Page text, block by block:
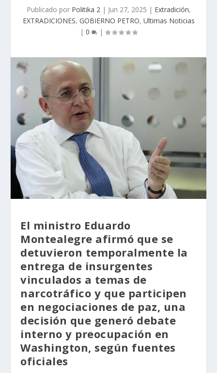
Publicado por Politika 2| Jun 27, 2025 | Extradición,
EXTRADICIONES, GOBIERNO PETRO, Ultimas Noticias
| 0 |
El ministro Eduardo
Montealegre afirmó que se
detuvieron temporalmente la
entrega de insurgentes
vinculados a temas de
narcotráfico y que participen
en negociaciones de paz, una
decisión que generó debate
interno y preocupación en
Washington, según fuentes
oficiales